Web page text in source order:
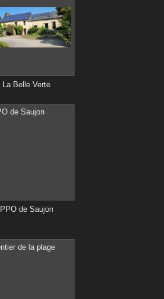
La Belle Verte
PPO de Saujon